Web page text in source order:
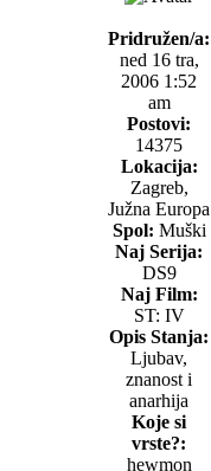
Pridružen/a:
ned 16 tra,
2006 1:52
am
Postovi:
14375
Lokacija:
Zagreb,
Južna Europa
Spol: Muški
Naj Serija:
DS9
Naj Film:
ST: IV
Opis Stanja:
Ljubav,
znanost i
anarhija
Koje si
vrste?:
hewmon